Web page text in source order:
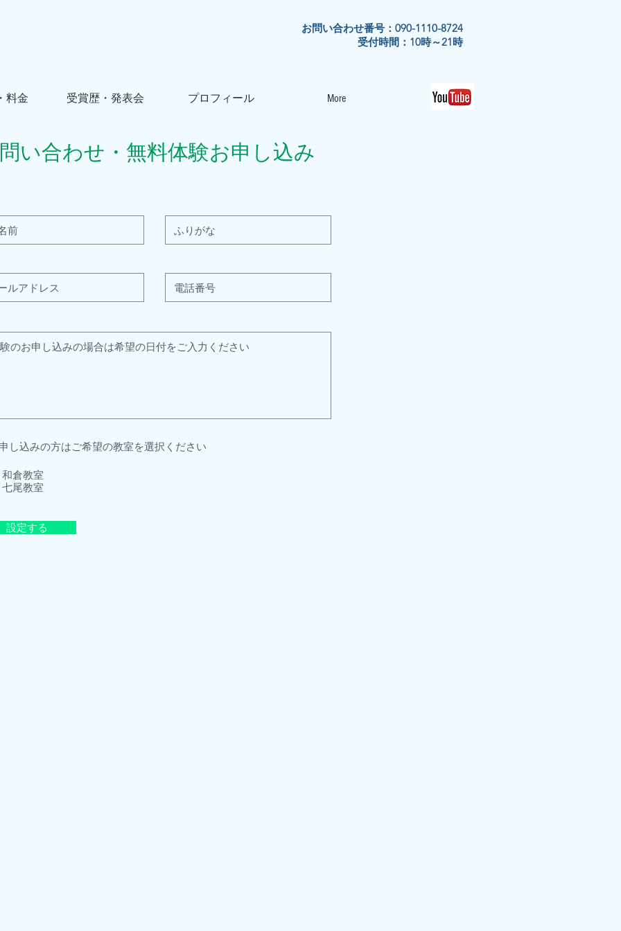
お問い合わせ番号：090-1110-8724
​受付時間：10時～21時
料金 受賞歴・発表会 プロフィール More
い合わせ・無料体験お申し込み
し込みの方はご希望の教室を選択ください
和倉教室
七尾教室
設定する